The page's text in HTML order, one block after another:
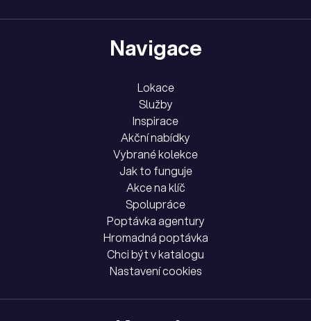
Navigace
Lokace
Služby
Inspirace
Akční nabídky
Vybrané kolekce
Jak to funguje
Akce na klíč
Spolupráce
Poptávka agentury
Hromadná poptávka
Chci být v katalogu
Nastavení cookies